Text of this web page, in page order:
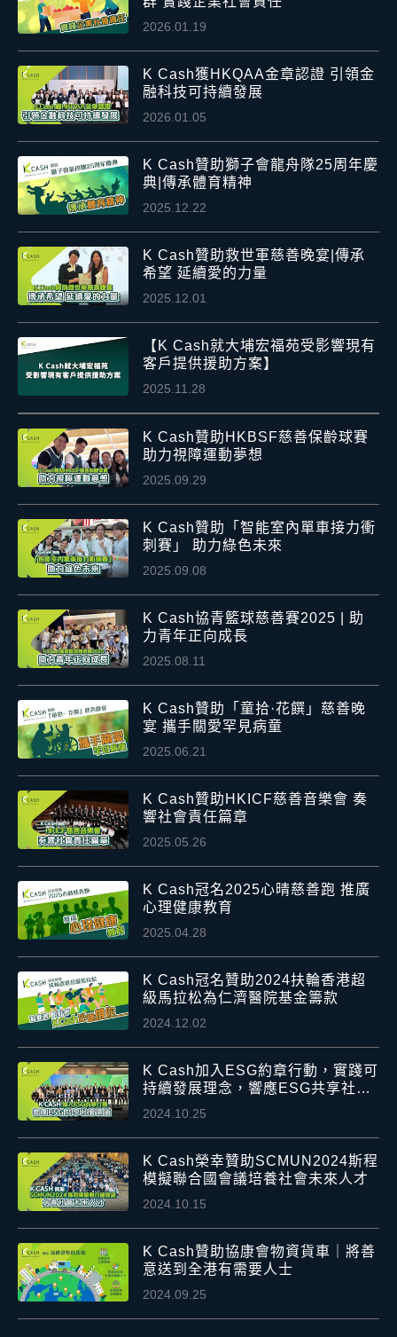
2026.01.19
K Cash獲HKQAA金章認證 引領金
融科技可持續發展
2026.01.05
K Cash贊助獅子會龍舟隊25周年慶
典|傳承體育精神
2025.12.22
K Cash贊助救世軍慈善晚宴|傳承
希望 延續愛的力量
2025.12.01
【K Cash就大埔宏福苑受影響現有
客戶提供援助方案】
2025.11.28
K Cash贊助HKBSF慈善保齡球賽
助力視障運動夢想
2025.09.29
K Cash贊助「智能室內單車接力衝
刺賽」 助力綠色未來
2025.09.08
K Cash協青籃球慈善賽2025 | 助
力青年正向成長
2025.08.11
K Cash贊助「童拾·花饌」慈善晚
宴 攜手關愛罕見病童
2025.06.21
K Cash贊助HKICF慈善音樂會 奏
響社會責任篇章
2025.05.26
K Cash冠名2025心晴慈善跑 推廣
心理健康教育
2025.04.28
K Cash冠名贊助2024扶輪香港超
級馬拉松為仁濟醫院基金籌款
2024.12.02
K Cash加入ESG約章行動，實踐可
持續發展理念，響應ESG共享社會
價值
2024.10.25
K Cash榮幸贊助SCMUN2024斯程
模擬聯合國會議培養社會未來人才
2024.10.15
K Cash贊助協康會物資貨車｜將善
意送到全港有需要人士
2024.09.25